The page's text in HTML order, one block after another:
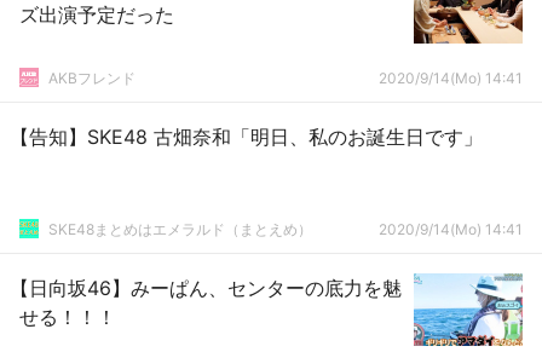
ズ出演予定だった
AKBフレンド 2020/9/14(Mo) 14:41
【告知】SKE48 古畑奈和「明日、私のお誕生日です」
SKE48まとめはエメラルド（まとえめ） 2020/9/14(Mo) 14:41
【日向坂46】みーぱん、センターの底力を魅
せる！！！